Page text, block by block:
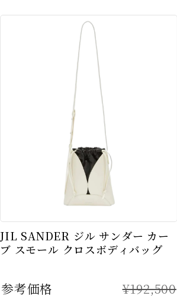
JIL SANDER ジル サンダー カー
ブ スモール クロスボディバッグ
参考価格 ¥192,500